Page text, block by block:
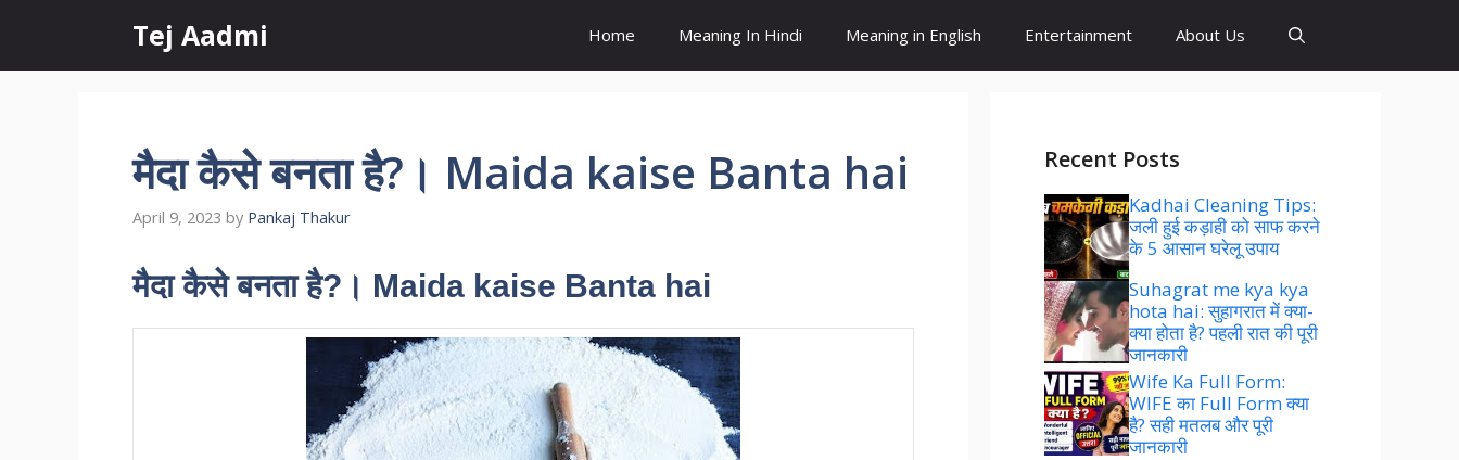
content
Tej Aadmi Home Meaning In Hindi Meaning in English Entertainment About Us
मैदा कैसे बनता है?। Maida kaise Banta hai
April 9, 2023 by Pankaj Thakur
मैदा कैसे बनता है?। Maida kaise Banta hai
Recent Posts
Kadhai Cleaning Tips:
जली हुई कड़ाही को साफ करने
के 5 आसान घरेलू उपाय
Suhagrat me kya kya
hota hai: सुहागरात में क्या-
क्या होता है? पहली रात की पूरी
जानकारी
Wife Ka Full Form:
WIFE का Full Form क्या
है? सही मतलब और पूरी
जानकारी